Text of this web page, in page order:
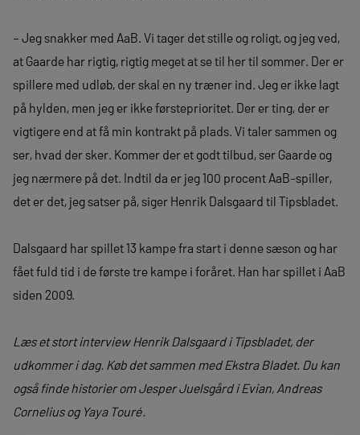
– Jeg snakker med AaB. Vi tager det stille og roligt, og jeg ved,
at Gaarde har rigtig, rigtig meget at se til her til sommer. Der er
spillere med udløb, der skal en ny træner ind. Jeg er ikke lagt
på hylden, men jeg er ikke førsteprioritet. Der er ting, der er
vigtigere end at få min kontrakt på plads. Vi taler sammen og
ser, hvad der sker. Kommer der et godt tilbud, ser Gaarde og
jeg nærmere på det. Indtil da er jeg 100 procent AaB-spiller,
det er det, jeg satser på, siger Henrik Dalsgaard til Tipsbladet.
Dalsgaard har spillet 13 kampe fra start i denne sæson og har
fået fuld tid i de første tre kampe i foråret. Han har spillet i AaB
siden 2009.
Læs et stort interview Henrik Dalsgaard i Tipsbladet, der
udkommer i dag. Køb det sammen med Ekstra Bladet. Du kan
også finde historier om Jesper Juelsgård i Evian, Andreas
Cornelius og Yaya Touré.